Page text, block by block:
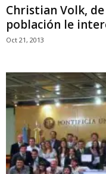
Christian Volk, de
población le
Oct 21, 2013